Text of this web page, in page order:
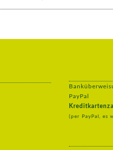
PayPal
(per PayPal, es